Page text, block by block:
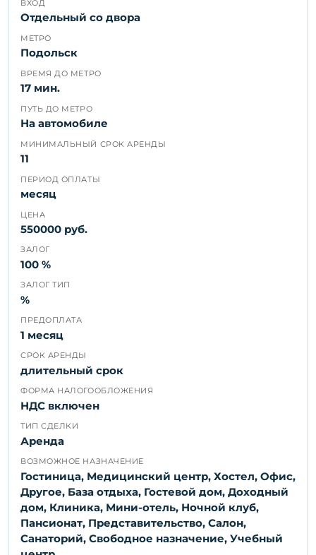
ВХОД
Отдельный со двора
МЕТРО
Подольск
ВРЕМЯ ДО МЕТРО
17 мин.
ПУТЬ ДО МЕТРО
На автомобиле
МИНИМАЛЬНЫЙ СРОК АРЕНДЫ
11
ПЕРИОД ОПЛАТЫ
месяц
ЦЕНА
550000 руб.
ЗАЛОГ
100 %
ЗАЛОГ ТИП
%
ПРЕДОПЛАТА
1 месяц
СРОК АРЕНДЫ
длительный срок
ФОРМА НАЛОГООБЛОЖЕНИЯ
НДС включен
ТИП СДЕЛКИ
Аренда
ВОЗМОЖНОЕ НАЗНАЧЕНИЕ
Гостиница, Медицинский центр, Хостел, Офис,
Другое, База отдыха, Гостевой дом, Доходный
дом, Клиника, Мини-отель, Ночной клуб,
Пансионат, Представительство, Салон,
Санаторий, Свободное назначение, Учебный